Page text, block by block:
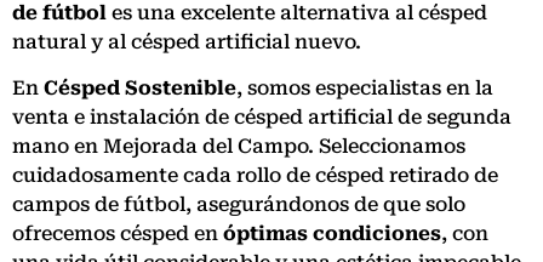
de fútbol es una excelente alternativa al césped
natural y al césped artificial nuevo.
En Césped Sostenible, somos especialistas en la
venta e instalación de césped artificial de segunda
mano en Mejorada del Campo. Seleccionamos
cuidadosamente cada rollo de césped retirado de
campos de fútbol, asegurándonos de que solo
ofrecemos césped en óptimas condiciones, con